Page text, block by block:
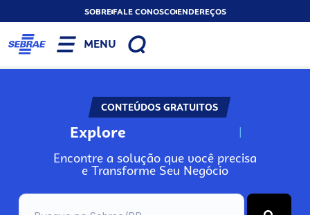
SOBREFALE CONOSCOENDEREÇOS
MENU
CONTEÚDOS GRATUITOS
Explore N
Encontre a solução que você precisa
e Transforme Seu Negócio